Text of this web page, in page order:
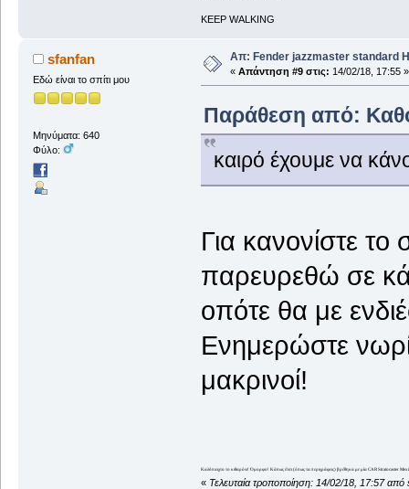
KEEP WALKING
sfanfan
Εδώ είναι το σπίτι μου
Μηνύματα: 640
Φύλο:
Απ: Fender jazzmaster standard
« Απάντηση #9 στις: 14/02/18, 17:55 »
Παράθεση από:
καιρό έχουμε να
Για κανονίστε
παρευρεθώ σε
οπότε θα με
Ενημερώστε
μακρινοί!
Καλόπαιχτο το κιθαρόνι! Όμορφο! Κάπως έτσι (όπως τα περιγράφεις) βρέθηκα με μία CAR Stratocaster
« Τελευταία τροποποίηση: 14/02/18, 17:57 από